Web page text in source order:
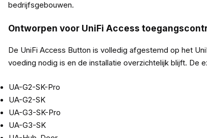
bedrijfsgebouwen.
Ontworpen voor UniFi Access
De UniFi Access Button is volledig afgestemd op het
voeding nodig is en de installatie overzichtelijk blijft. De
UA-G2-SK-Pro
UA-G2-SK
UA-G3-SK-Pro
UA-G3-SK